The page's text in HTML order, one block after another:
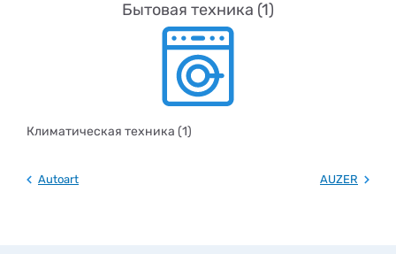
Бытовая техника (1)
Климатическая техника (1)
Autoart AUZER